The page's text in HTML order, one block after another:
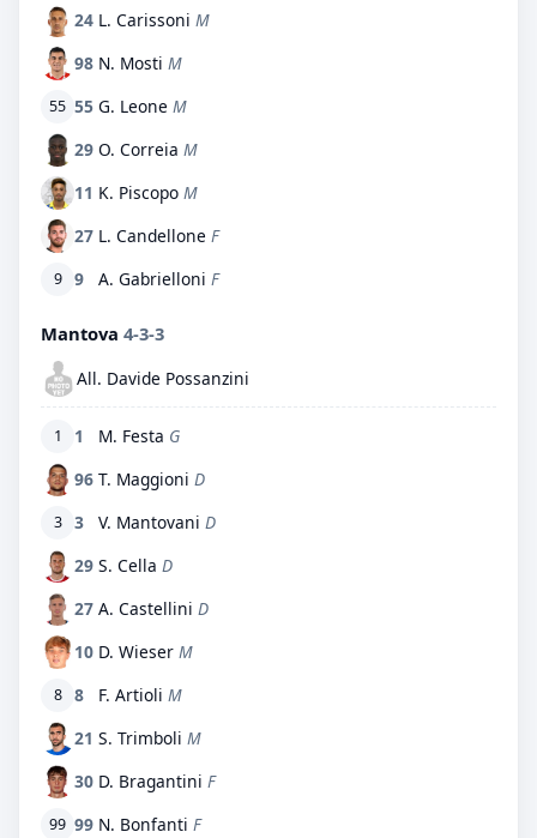
24 L. Carissoni M
98 N. Mosti M
55 55 G. Leone M
29 O. Correia M
11 K. Piscopo M
27 L. Candellone F
9 9 A. Gabrielloni F
Mantova 4-3-3
All. Davide Possanzini
1 1 M. Festa G
96 T. Maggioni D
3 3 V. Mantovani D
29 S. Cella D
27 A. Castellini D
10 D. Wieser M
8 8 F. Artioli M
21 S. Trimboli M
30 D. Bragantini F
99 99 N. Bonfanti F